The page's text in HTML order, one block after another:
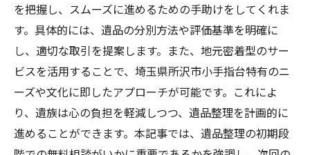
を把握し、スムーズに進めるための手助けをしてくれま
す。具体的には、遺品の分別方法や評価基準を明確に
し、適切な取引を提案します。また、地元密着型のサー
ビスを活用することで、埼玉県所沢市小手指台特有のニ
ーズや文化に即したアプローチが可能です。これによ
り、遺族は心の負担を軽減しつつ、遺品整理を計画的に
進めることができます。本記事では、遺品整理の初期段